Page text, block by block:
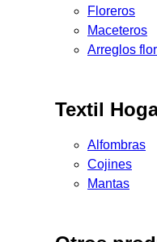
Floreros
Maceteros
Arreglos
Textil
Alfombras
Cojines
Mantas